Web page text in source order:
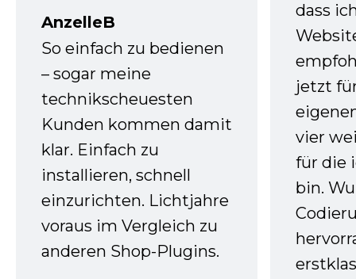
AnzelleB
So einfach zu bedienen
– sogar meine
technikscheuesten
Kunden kommen damit
klar. Einfach zu
installieren, schnell
einzurichten. Lichtjahre
voraus im Vergleich zu
anderen Shop-Plugins.
dass
jetzt
vier
für die
bin.